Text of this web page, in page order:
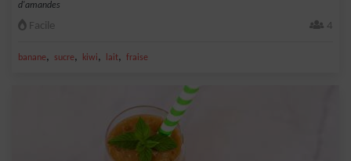
d'amandes
Facile 4
banane, sucre, kiwi, lait, fraise